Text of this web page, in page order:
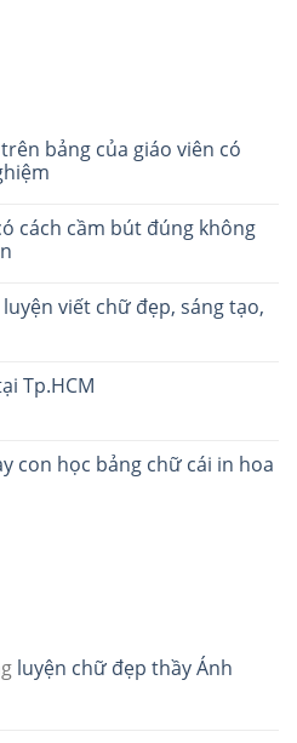
bảng của giáo viên có
cách cầm bút đúng không
viết chữ đẹp, sáng tạo,
Tp.HCM
con học bảng chữ cái in hoa
luyện chữ đẹp thầy Ánh